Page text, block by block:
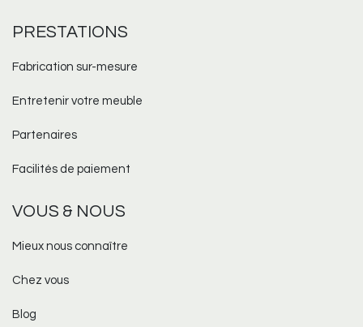
PRESTATIONS
Fabrication sur-mesure​
Entretenir votre meuble
Partenaires
Facilités de paiement
VOUS & NOUS
Mieux nous connaître
Chez vous
Blog